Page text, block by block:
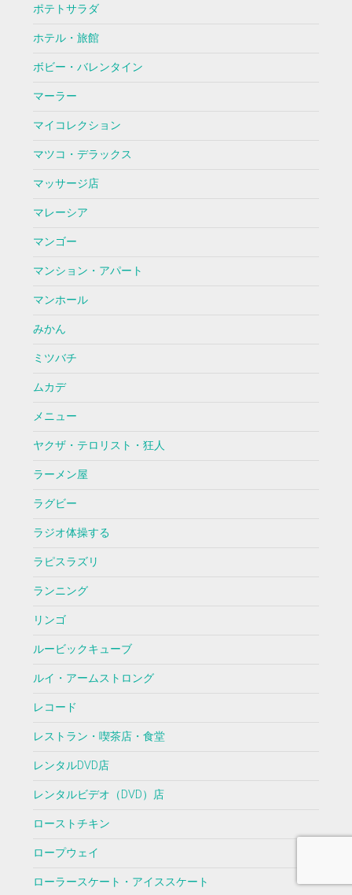
ポテトサラダ
ホテル・旅館
ボビー・バレンタイン
マーラー
マイコレクション
マツコ・デラックス
マッサージ店
マレーシア
マンゴー
マンション・アパート
マンホール
みかん
ミツバチ
ムカデ
メニュー
ヤクザ・テロリスト・狂人
ラーメン屋
ラグビー
ラジオ体操する
ラピスラズリ
ランニング
リンゴ
ルービックキューブ
ルイ・アームストロング
レコード
レストラン・喫茶店・食堂
レンタルDVD店
レンタルビデオ（DVD）店
ローストチキン
ロープウェイ
ローラースケート・アイススケート